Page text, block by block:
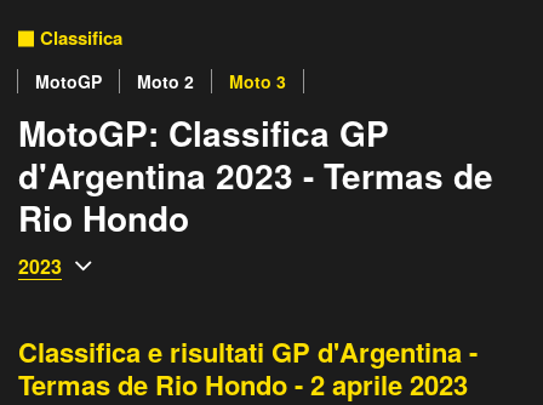
Classifica
MotoGP Moto 2 Moto 3
MotoGP: Classifica GP
d'Argentina 2023 - Termas de
Rio Hondo
2023
Classifica e risultati GP d'Argentina -
Termas de Rio Hondo - 2 aprile 2023